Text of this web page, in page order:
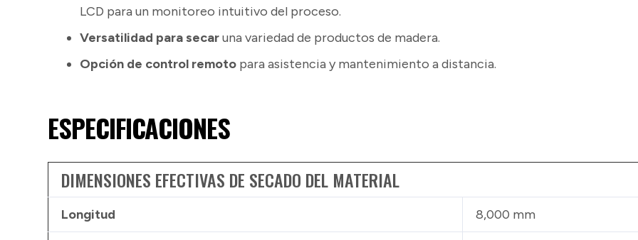
LCD para un monitoreo intuitivo del proceso.
Versatilidad para secaruna variedad de productos de madera.
Opción de control remoto para asistencia y mantenimiento a distancia.
ESPECIFICACIONES
DIMENSIONES EFECTIVAS DE SECADO DEL MATERIAL
Longitud 8,000 mm